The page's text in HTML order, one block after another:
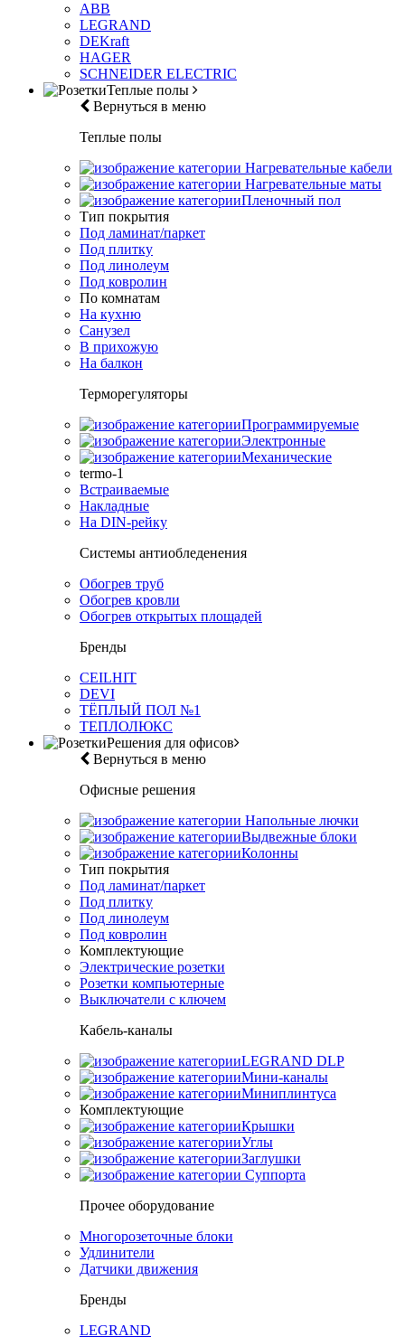
ABB
LEGRAND
DEKraft
HAGER
SCHNEIDER ELECTRIC
Теплые полы
Вернуться в меню
Теплые полы
Нагревательные кабели
Нагревательные маты
Пленочный пол
Тип покрытия
Под ламинат/паркет
Под плитку
Под линолеум
Под ковролин
По комнатам
На кухню
Санузел
В прихожую
На балкон
Терморегуляторы
Программируемые
Электронные
Механические
termo-1
Встраиваемые
Накладные
На DIN-рейку
Системы антиобледенения
Обогрев труб
Обогрев кровли
Обогрев открытых площадей
Бренды
CEILHIT
DEVI
ТЁПЛЫЙ ПОЛ №1
ТЕПЛОЛЮКС
Решения для офисов
Вернуться в меню
Офисные решения
Напольные лючки
Выдвежные блоки
Колонны
Тип покрытия
Под ламинат/паркет
Под плитку
Под линолеум
Под ковролин
Комплектующие
Электрические розетки
Розетки компьютерные
Выключатели с ключем
Кабель-каналы
LEGRAND DLP
Мини-каналы
Миниплинтуса
Комплектующие
Крышки
Углы
Заглушки
Суппорта
Прочее оборудование
Многорозеточные блоки
Удлинители
Датчики движения
Бренды
LEGRAND